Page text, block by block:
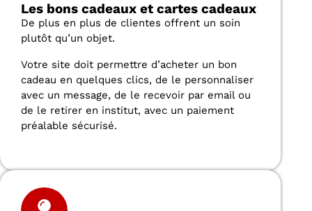
Les bons cadeaux et cartes cadeaux
De plus en plus de clientes offrent un soin
plutôt qu’un objet.
Votre site doit permettre d’acheter un bon
cadeau en quelques clics, de le personnaliser
avec un message, de le recevoir par email ou
de le retirer en institut, avec un paiement
préalable sécurisé.